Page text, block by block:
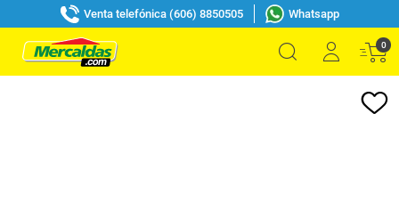
Venta telefónica (606) 8850505 Whatsapp
0